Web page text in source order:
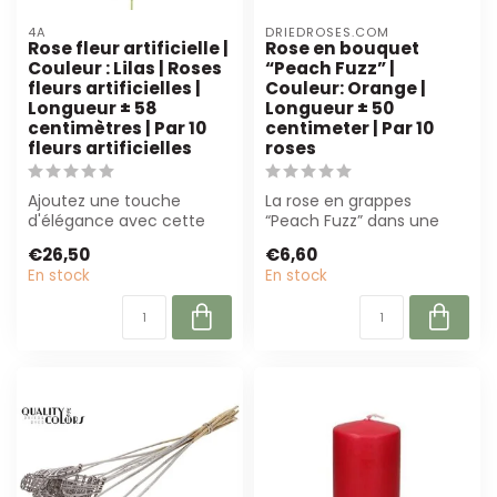
4A
Rose fleur artificielle |
Couleur : Lilas | Roses
fleurs artificielles |
Longueur ± 58
centimètres | Par 10
fleurs artificielles
Ajoutez une touche
d'élégance avec cette
Parfaite...
€26,50
En stock
DRIEDROSES.COM
Rose en bouquet
“Peach Fuzz” |
Couleur: Orange |
Longueur ± 50
centimeter | Par 10
roses
La rose en grappes
“Peach Fuzz” dans une
parfaite pour ...
€6,60
En stock